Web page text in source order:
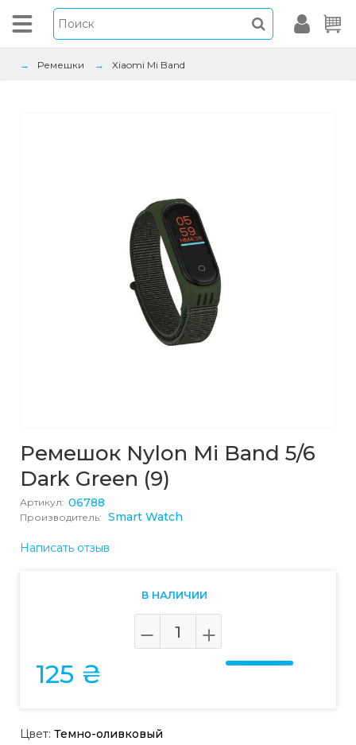
Ремешки Xiaomi Mi Band
Ремешок Nylon Mi Band 5/6
Dark Green (9)
Артикул: 06788
Производитель: Smart Watch
Написать отзыв
В НАЛИЧИИ
125 ₴
Цвет: Темно-оливковый